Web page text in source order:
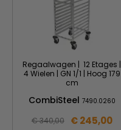
Regaalwagen | 12 Etages |
4 Wielen | GN 1/1 | Hoog 179
cm
CombiSteel 7490.0260
€ 340,00 € 245,00